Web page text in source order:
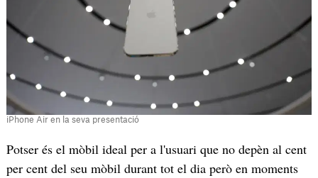
iPhone Air en la seva presentació
Potser és el mòbil ideal per a l'usuari que no depèn al cent
per cent del seu mòbil durant tot el dia però en moments